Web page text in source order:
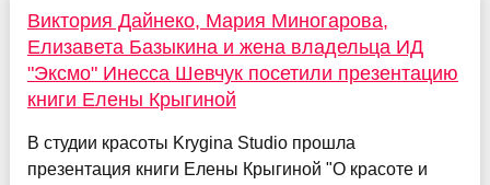
Виктория Дайнеко, Мария Миногарова,
Елизавета Базыкина и жена владельца ИД
"Эксмо" Инесса Шевчук посетили презентацию
книги Елены Крыгиной
В студии красоты Krygina Studio прошла
презентация книги Елены Крыгиной "О красоте и